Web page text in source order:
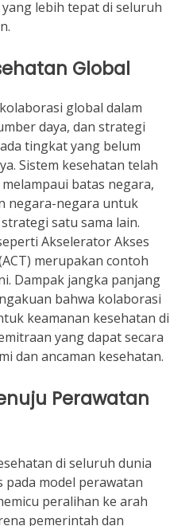
lebih tepat di seluruh
Global
global dalam
daya, dan strategi
tingkat yang belum
Sistem kesehatan telah
batas negara,
negara-negara untuk
satu sama lain.
Akselerator Akses
merupakan contoh
Dampak jangka panjang
bahwa kolaborasi
keamanan kesehatan di
yang dapat secara
dan ancaman kesehatan.
Perawatan
di seluruh dunia
model perawatan
peralihan ke arah
pemerintah dan